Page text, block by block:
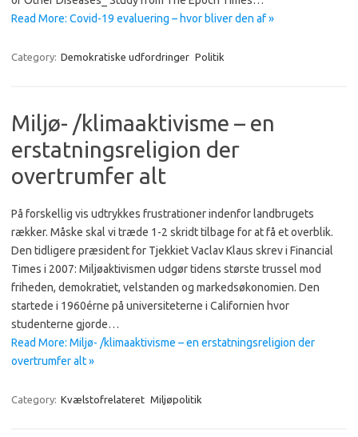
Read More: Covid-19 evaluering – hvor bliver den af »
Category: Demokratiske udfordringer Politik
Miljø- /klimaaktivisme – en
erstatningsreligion der
overtrumfer alt
På forskellig vis udtrykkes frustrationer indenfor landbrugets
rækker. Måske skal vi træde 1-2 skridt tilbage for at få et overblik.
Den tidligere præsident for Tjekkiet Vaclav Klaus skrev i Financial
Times i 2007: Miljøaktivismen udgør tidens største trussel mod
friheden, demokratiet, velstanden og markedsøkonomien. Den
startede i 1960érne på universiteterne i Californien hvor
studenterne gjorde…
Read More: Miljø- /klimaaktivisme – en erstatningsreligion der
overtrumfer alt »
Category: Kvælstofrelateret Miljøpolitik